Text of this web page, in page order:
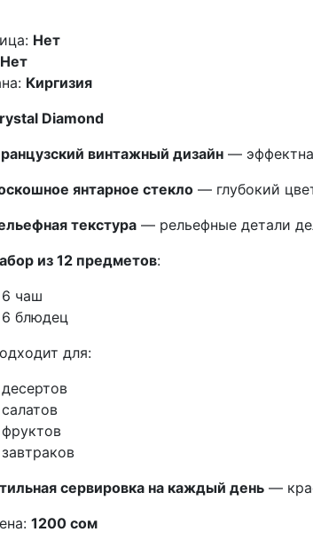
Нет
Нет
Киргизия
Diamond
винтажный дизайн —
янтарное стекло — глубокий
текстура — рельефные детали
из 12 предметов:
6 чаш
6 блюдец
для:
десертов
салатов
фруктов
завтраков
сервировка на каждый день —
1200 сом